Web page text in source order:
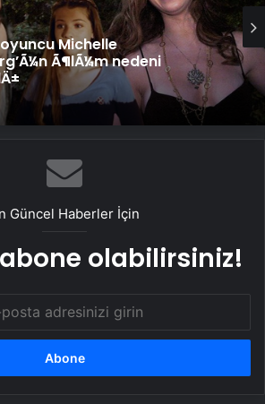
Michelle
Ã¶lÃ¼m nedeni
Güncel Haberler İçin
olabilirsiniz!